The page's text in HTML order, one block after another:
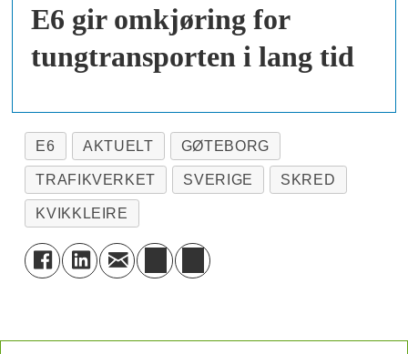
E6 gir omkjøring for
tungtransporten i lang tid
E6 AKTUELT GØTEBORG
TRAFIKVERKET SVERIGE SKRED
KVIKKLEIRE